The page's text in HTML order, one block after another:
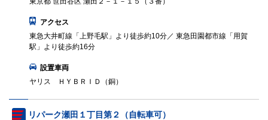
アクセス
東急大井町線「上野毛駅」より徒歩約10分／ 東急田園都市線「用賀
駅」より徒歩約16分
設置車両
ヤリス ＨＹＢＲＩＤ（銅）
リパーク瀬田１丁目第２（自転車可）